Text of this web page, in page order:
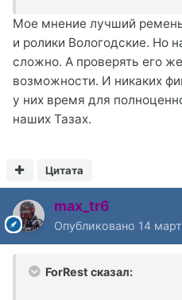
Мое мнение лучший
и ролики Вологодские. Но
сложно. А проверять его
возможности. И никаких
у них время для
наших Тазах.
Цитата
max_tr6
Опубликовано 14
ForRest сказал: